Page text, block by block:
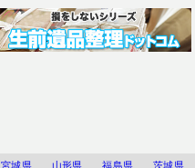
宮城県 山形県 福島県 茨城県